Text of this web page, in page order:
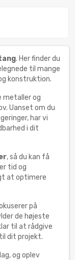
. Her finder du
til mange
konstruktion.
metaller og
Uanset om du
har vi
i dit
, så du kan få
tid og
at optimere
på
de højeste
til at rådgive
dit projekt.
og oplev